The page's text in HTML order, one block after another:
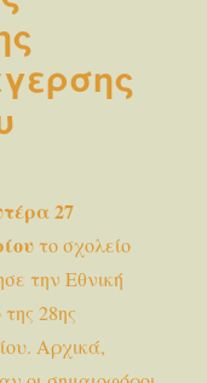
αξίες»
27
το σχολείο
την Εθνική
28ης
Αρχικά,